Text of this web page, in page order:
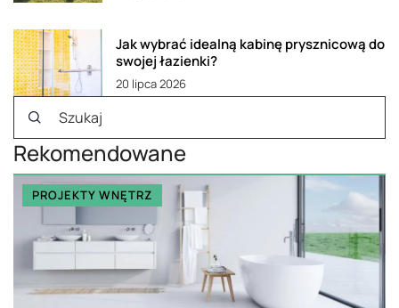
Jak wybrać idealną kabinę prysznicową do
swojej łazienki?
20 lipca 2026
Rekomendowane
PROJEKTY WNĘTRZ